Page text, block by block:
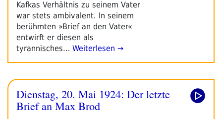
Kafkas Verhältnis zu seinem Vater
war stets ambivalent. In seinem
berühmten »Brief an den Vater«
entwirft er diesen als
tyrannisches… Weiterlesen →
Dienstag, 20. Mai 1924: Der letzte
Brief an Max Brod